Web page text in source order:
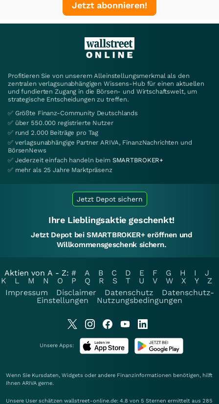
Jetzt abonnieren!
Profitieren Sie von unserem Alleinstellungsmerkmal als den
zentralen verlagsunabhängigen Wissens-Hub für einen aktuellen
und fundierten Zugang in die Börsen- und Wirtschaftswelt, um
strategische Entscheidungen zu treffen.
✅ Größte Finanz-Community Deutschlands
✅ über 550.000 registrierte Nutzer
✅ rund 2.000 Beiträge pro Tag
✅ verlagsunabhängige Partner ARIVA, FinanzNachrichten und
BörsenNews
✅ Jederzeit einfach handeln beim SMARTBROKER+
✅ mehr als 25 Jahre Marktpräsenz
Jetzt Depot sichern
Ihre Lieblingsaktie geschenkt!
Jetzt Depot bei SMARTBROKER+ eröffnen und
Willkommensgeschenk sichern.
Aktien von A - Z: # A B C D E F G H I
J
K
L M N O P Q R S T U V W X Y
Z
Impressum
Disclaimer Datenschutz
Datenschutz-
Einstellungen
Nutzungsbedingungen
Unsere Apps:
Wenn Sie Kursdaten, Widgets oder andere Finanzinformationen benötigen, hilft
Ihnen ARIVA gerne.
Unsere User schätzen wallstreet-online.de: 4.8 von 5 Sternen ermittelt aus 285